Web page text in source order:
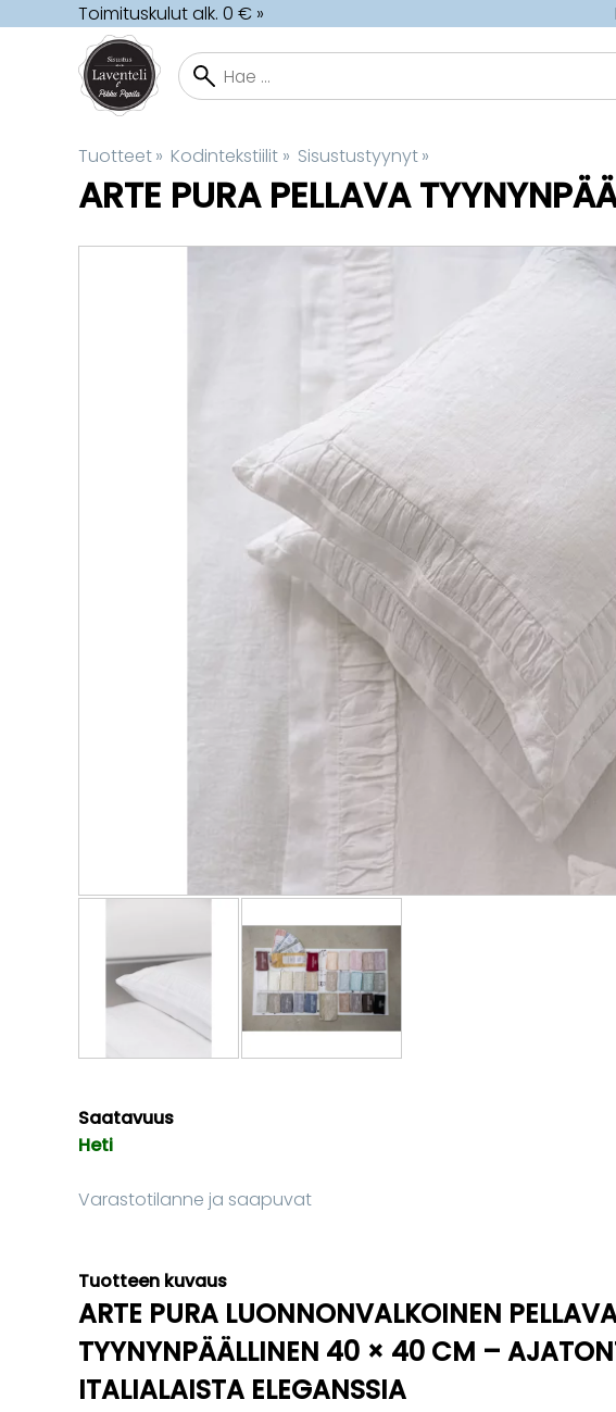
Toimituskulut alk. 0 € »
Tuotteet‪» Kodintekstiilit ‪» Sisustustyynyt‪»
ARTE PURA PELLAVA
Saatavuus
Heti
Varastotilanne ja saapuvat
Tuotteen kuvaus
ARTE PURA LUONNONVALKOINEN
TYYNYNPÄÄLLINEN 40 × 40 CM –
ITALIALAISTA ELEGANSSIA